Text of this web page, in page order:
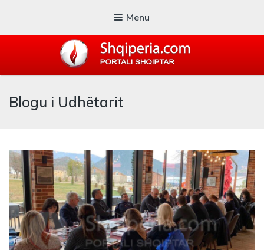
Menu
Blogu i ShqiperiaCom
Blogu i Udhëtarit